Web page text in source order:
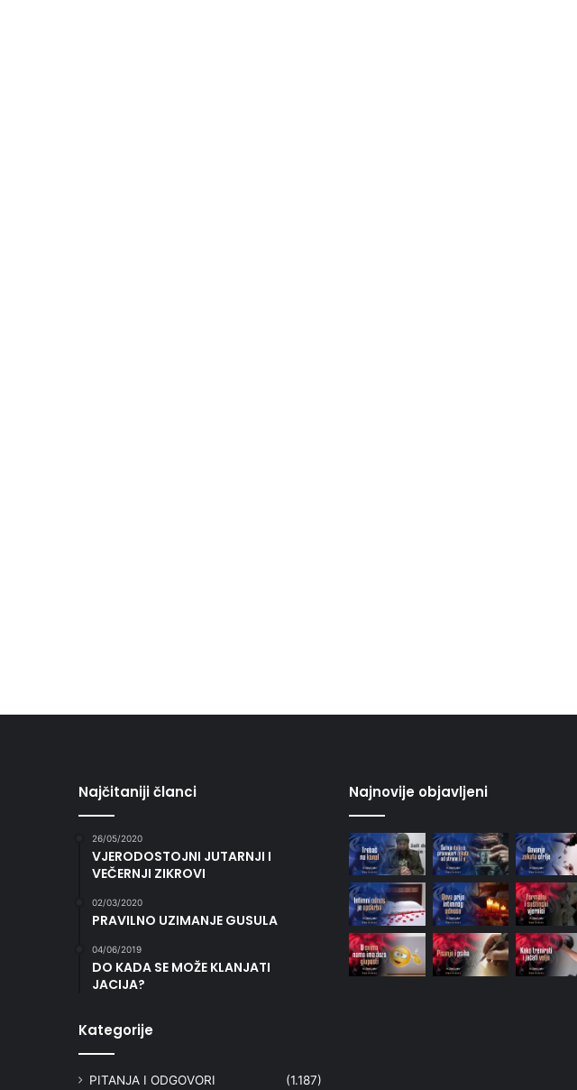
Najčitaniji članci
26/05/2020
VJERODOSTOJNI JUTARNJI I
VEČERNJI ZIKROVI
02/03/2020
PRAVILNO UZIMANJE GUSULA
04/06/2019
DO KADA SE MOŽE KLANJATI
JACIJA?
Kategorije
PITANJA I ODGOVORI (1.187)
Najnovije objavljeni